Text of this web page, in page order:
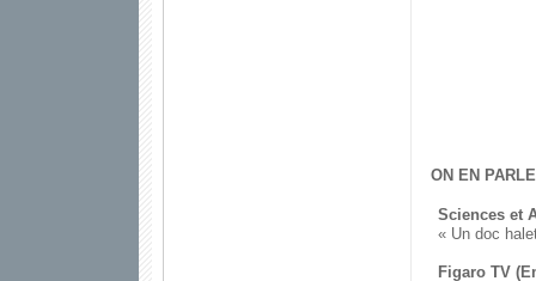
ON EN
Sciences et
« Un doc
Figaro TV